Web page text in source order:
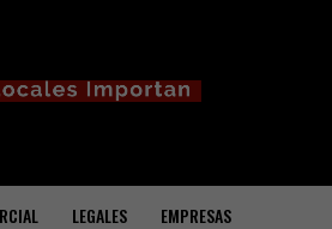
LEGALES EMPRESAS